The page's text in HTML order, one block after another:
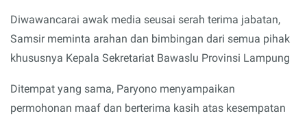
Diwawancarai awak media seusai serah terima jabatan,
Samsir meminta arahan dan bimbingan dari semua pihak
khususnya Kepala Sekretariat Bawaslu Provinsi Lampung
Ditempat yang sama, Paryono menyampaikan
permohonan maaf dan berterima kasih atas kesempatan